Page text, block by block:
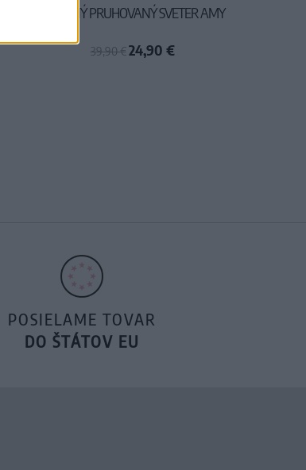
LEŽERNÝ PRUHOVANÝ SVETER AMY
39,90 €24,90 €
POSIELAME TOVAR
DO ŠTÁTOV EU